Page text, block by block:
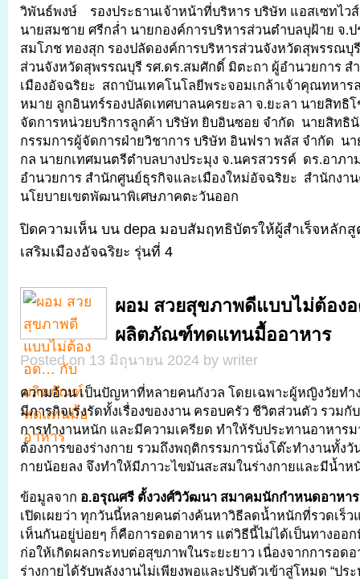
วิพันธ์พงษ์ รองประธานเจ้าหน้าที่บริหาร บริษัท แอสเซทไว
นายสมชาย ศรีกล่ำ นายกองค์การบริหารส่วนตำบลบุฝ้าย จ.
สมโภช ทองสุก รองปลัดองค์การบริหารส่วนจังหวัดสุพรรณบุ
ส่วนจังหวัดสุพรรณบุรี รศ.ดร.สมศักดิ์ มิตะถา ผู้อำนวยการ ส
เมืองอัจฉริยะ สถาบันเทคโนโลยีพระจอมเกล้าเจ้าคุณทหาร
หมาย ลูกอินทร์รองปลัดเทศบาลนครยะลา จ.ยะลา นายสิทธิ
จัดการหน่วยบริการลูกค้า บริษัท ยิบอินซอย จำกัด นายสิทธินั
กรรมการผู้จัดการฝ่ายวิชาการ บริษัท อินฟรา พลัส จำกัด น
กล นายกเทศมนตรีตำบลบางประมุง จ.นครสวรรค์ ดร.อาภา
อำนวยการ สำนักศูนย์ธุรกิจและเมืองใหม่อัจฉริยะ สำนักงา
นโยบายเขตพัฒนาพิเศษภาคตะวันออก
ปิดความเห็น บน depa มอบสัมฤทธิบัตรให้ผู้สำเร็จหลักสู
เสริมเมืองอัจฉริยะ รุ่นที่ 4
ผอม สวยสุขภาพดีแบบไม่ต้อง
ผลิตภัณฑ์ทดแทนมื้ออาหาร
Posted on 13 มิถุนายน 2024 by writer
ความอ้วน เป็นปัญหาที่หลายคนกังวล โดยเฉพาะผู้หญิงวัยทำ
มีภารกิจเร่งรัดทั้งเรื่องของงาน ครอบครัว ชีวิตส่วนตัว รวมกั
การทำงานหนัก และมีความเครียด ทำให้รับประทานอาหาร
ต้องการของร่างกาย รวมถึงพฤติกรรมการนั่งโต๊ะทำงานทั้งวั
กายน้อยลง จึงทำให้มีภาวะไขมันสะสมในร่างกายและมีน้ำห
ข้อมูลจาก อ.อรุณศรี ตั้งวงศ์วิวัฒนา สมาคมนักกำหนดอาหา
เปิดเผยว่า ทุกวันนี้หลายคนต่างค้นหาวิธีลดน้ำหนักที่รวดเร็ว
เห็นกันอยู่บ่อยๆ ก็คือการอดอาหาร แต่วิธีนี้ไม่ได้เป็นทางออ
ก่อให้เกิดผลกระทบต่อสุขภาพในระยะยาว เนื่องจากการอด
ร่างกายได้รับพลังงานไม่เพียงพอและปรับตัวเข้าสู่โหมด “ปร